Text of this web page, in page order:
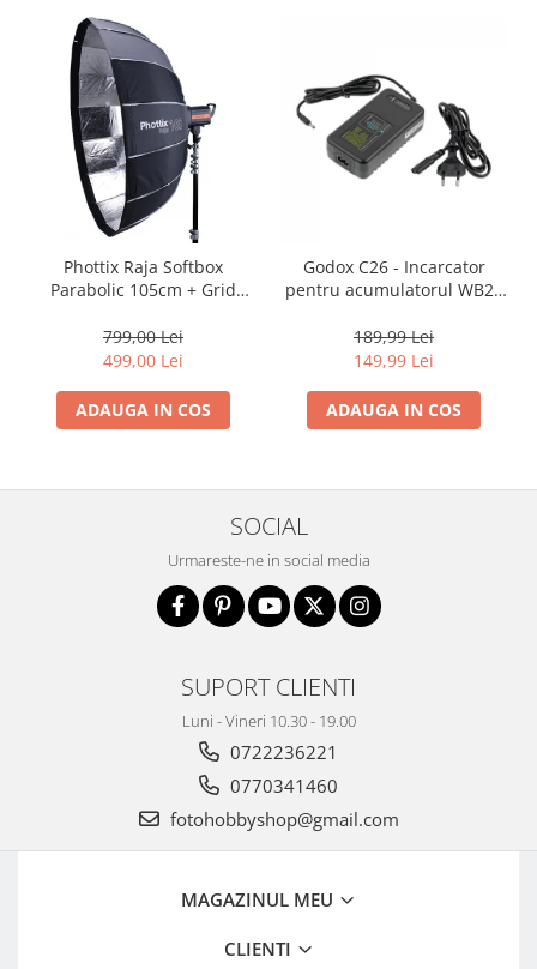
Cabluri
Carcase de tip Cage, pentru
integrare in sisteme video
complexe
Curatare Senzor
Huse de ploaie
Microfoane / Reportofoane
Nivela patina
Ocular
Genti, Rucsacuri, Troller foto
Genti Holster TopLoader
Only One Shoulder - SlingShot
Hamuri si Centuri foto
Curele Aparat - Umar
Solid-State Drive (SSD)
Camere video profesionale
Phottix Raja Softbox
Parabolic 105cm + Grid
Rapidă
799,00 Lei
499,00 Lei
ADAUGA IN COS
Godox C26 - Incarcator
pentru acumulatorul WB26
189,99 Lei
149,99 Lei
ADAUGA IN COS
SOCIAL
Urmareste-ne in social media
SUPORT CLIENTI
Luni - Vineri 10.30 - 19.00
0722236221
0770341460
fotohobbyshop@gmail.com
MAGAZINUL MEU
CLIENTI